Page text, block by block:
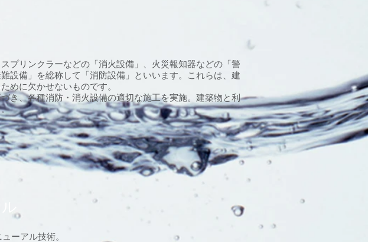
プリンクラーなどの「消火設備」、火災報知器などの「警
設備」を総称して「消防設備」といいます。これらは、建
めに欠かせないものです。
き、各種消防・消火設備の適切な施工を実施。建築物と利
ーアル技術。